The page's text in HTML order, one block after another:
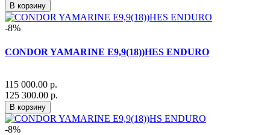
В корзину
-8%
CONDOR YAMARINE E9,9(18))HES ENDURO
115 000.00 р.
125 300.00 р.
В корзину
-8%